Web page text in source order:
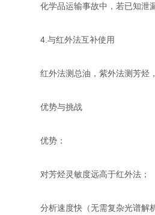
化学品运输事故中，若已知泄
4.与红外法互补使用
红外法测总油，紫外法测芳烃
优势与挑战
优势：
对芳烃灵敏度远高于红外法；
分析速度快（无需复杂光谱解